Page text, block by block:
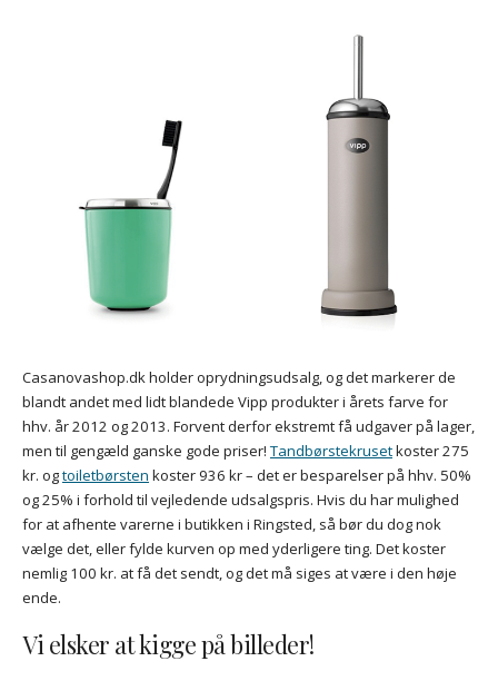
Casanovashop.dk holder oprydningsudsalg, og det markerer de
blandt andet med lidt blandede Vipp produkter i årets farve for
hhv. år 2012 og 2013. Forvent derfor ekstremt få udgaver på lager,
men til gengæld ganske gode priser! Tandbørstekrusetkoster 275
kr. ogtoiletbørsten koster 936 kr – det er besparelser på hhv. 50%
og 25% i forhold til vejledende udsalgspris. Hvis du har mulighed
for at afhente varerne i butikken i Ringsted, så bør du dog nok
vælge det, eller fylde kurven op med yderligere ting. Det koster
nemlig 100 kr. at få det sendt, og det må siges at være i den høje
ende.
Vi elsker at kigge på billeder!